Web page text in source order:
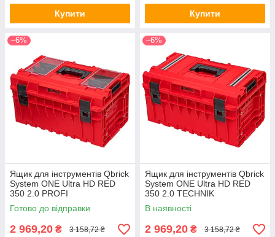
Купити Купити
–6%
Ящик для інструментів Qbrick
System ONE Ultra HD RED
350 2.0 PROFI
(5901238256502) (mrk)
Готово до відправки
2 969,20 ₴ 3 158,72 ₴
–6%
Ящик для інструментів Qbrick
System ONE Ultra HD RED
350 2.0 TECHNIK
(5901238256199) (mrk)
В наявності
2 969,20 ₴ 3 158,72 ₴